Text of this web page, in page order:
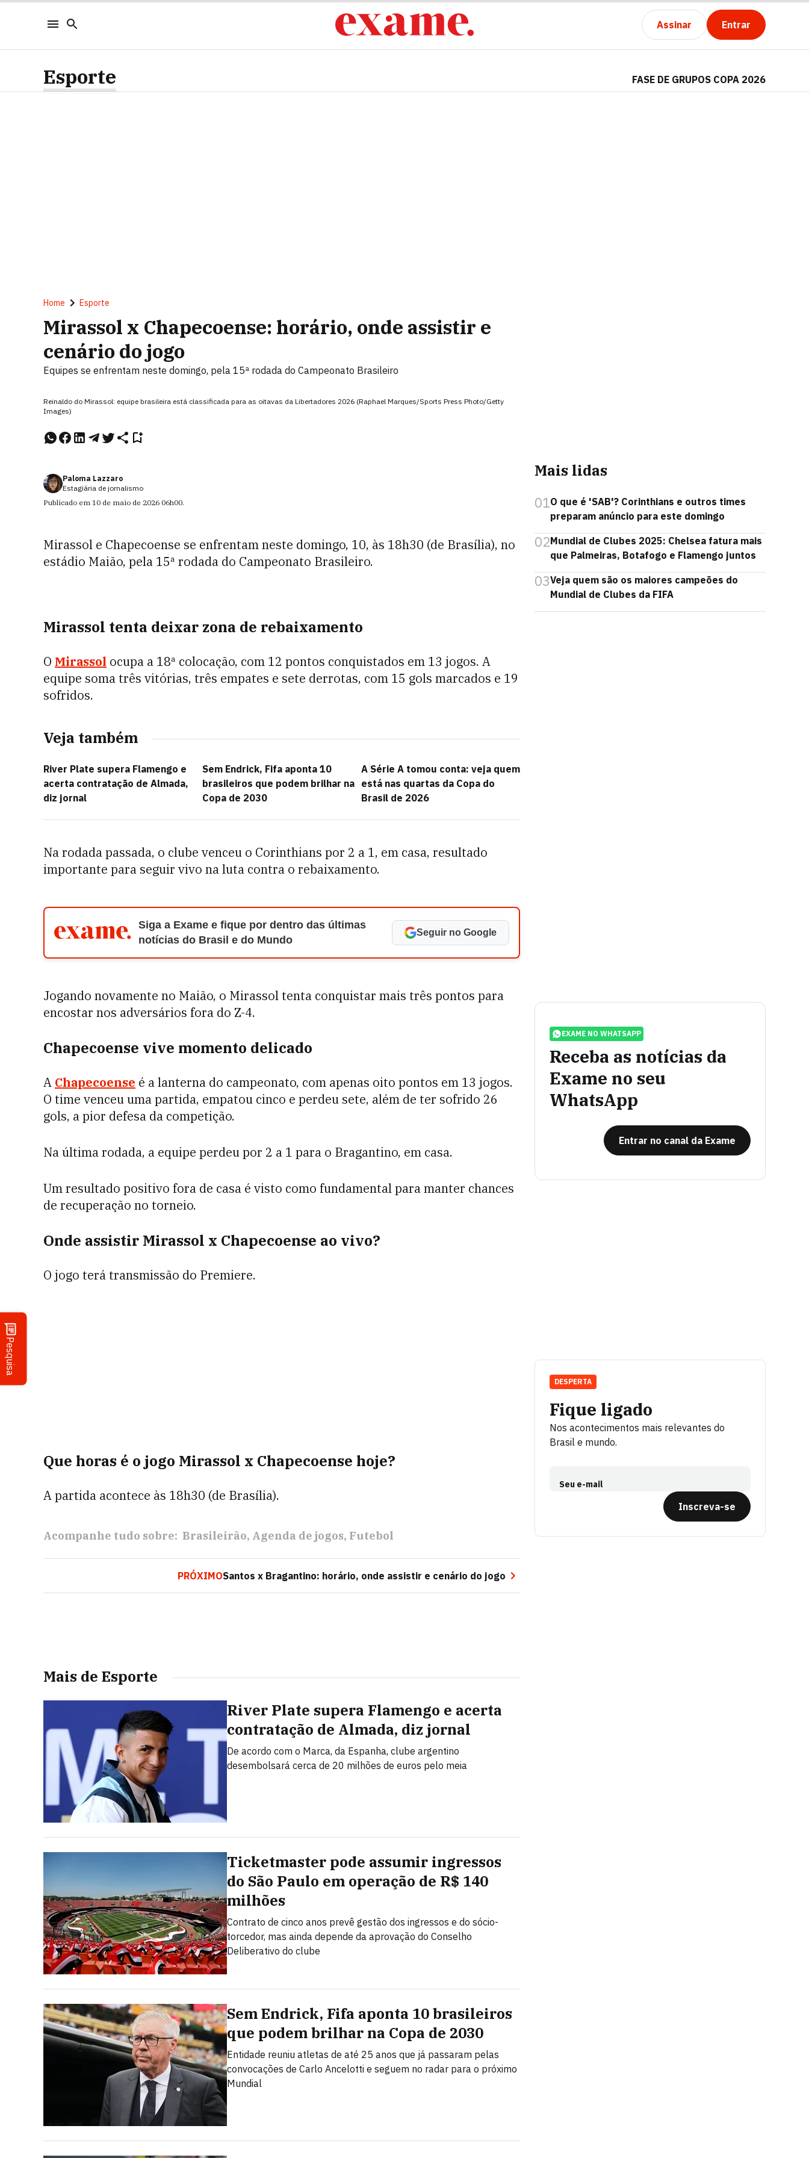
Assinar Entrar
Pesquisa
Esporte FASE DE GRUPOS COPA 2026
Home Esporte
Mirassol x Chapecoense: horário, onde assistir e
cenário do jogo
Equipes se enfrentam neste domingo, pela 15ª rodada do Campeonato Brasileiro
Reinaldo do Mirassol: equipe brasileira está classificada para as oitavas da Libertadores 2026 (Raphael Marques/Sports Press Photo/Getty
Images)
Paloma Lazzaro
Estagiária de jornalismo
Publicado em 10 de maio de 2026 06h00.
Mirassol e Chapecoense se enfrentam neste domingo, 10, às 18h30 (de Brasília), no
estádio Maião, pela 15ª rodada do Campeonato Brasileiro.
Mirassol tenta deixar zona de rebaixamento
O Mirassol ocupa a 18ª colocação, com 12 pontos conquistados em 13 jogos. A
equipe soma três vitórias, três empates e sete derrotas, com 15 gols marcados e 19
sofridos.
Veja também
River Plate supera Flamengo e
acerta contratação de Almada,
diz jornal
Sem Endrick, Fifa aponta 10
brasileiros que podem brilhar na
Copa de 2030
A Série A tomou conta: veja quem
está nas quartas da Copa do
Brasil de 2026
Na rodada passada, o clube venceu o Corinthians por 2 a 1, em casa, resultado
importante para seguir vivo na luta contra o rebaixamento.
Siga a Exame e fique por dentro das últimas
notícias do Brasil e do Mundo
Seguir no Google
Jogando novamente no Maião, o Mirassol tenta conquistar mais três pontos para
encostar nos adversários fora do Z-4.
Chapecoense vive momento delicado
A Chapecoense é a lanterna do campeonato, com apenas oito pontos em 13 jogos.
O time venceu uma partida, empatou cinco e perdeu sete, além de ter sofrido 26
gols, a pior defesa da competição.
Na última rodada, a equipe perdeu por 2 a 1 para o Bragantino, em casa.
Um resultado positivo fora de casa é visto como fundamental para manter chances
de recuperação no torneio.
Onde assistir Mirassol x Chapecoense ao vivo?
O jogo terá transmissão do Premiere.
Que horas é o jogo Mirassol x Chapecoense hoje?
A partida acontece às 18h30 (de Brasília).
Acompanhe tudo sobre: Brasileirão Agenda de jogos Futebol
PRÓXIMOSantos x Bragantino: horário, onde assistir e cenário do jogo
Mais de Esporte
River Plate supera Flamengo e acerta
contratação de Almada, diz jornal
De acordo com o Marca, da Espanha, clube argentino
desembolsará cerca de 20 milhões de euros pelo meia
Ticketmaster pode assumir ingressos
do São Paulo em operação de R$ 140
milhões
Contrato de cinco anos prevê gestão dos ingressos e do sócio-
torcedor, mas ainda depende da aprovação do Conselho
Deliberativo do clube
Sem Endrick, Fifa aponta 10 brasileiros
que podem brilhar na Copa de 2030
Entidade reuniu atletas de até 25 anos que já passaram pelas
convocações de Carlo Ancelotti e seguem no radar para o próximo
Mundial
Mais lidas
01O que é 'SAB'? Corinthians e outros times
preparam anúncio para este domingo
02Mundial de Clubes 2025: Chelsea fatura mais
que Palmeiras, Botafogo e Flamengo juntos
03Veja quem são os maiores campeões do
Mundial de Clubes da FIFA
EXAME NO WHATSAPP
Receba as notícias da
Exame no seu
WhatsApp
Entrar no canal da Exame
Fique ligado
Nos acontecimentos mais relevantes do
Brasil e mundo.
Seu e-mail
Inscreva-se
DESPERTA